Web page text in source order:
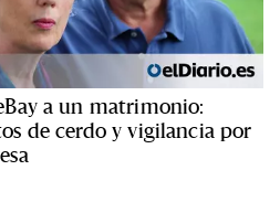
a un matrimonio:
de cerdo y vigilancia por